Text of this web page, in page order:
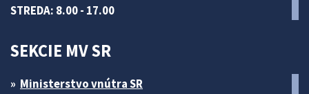
STREDA: 8.00 - 17.00
SEKCIE MV SR
Ministerstvo vnútra SR